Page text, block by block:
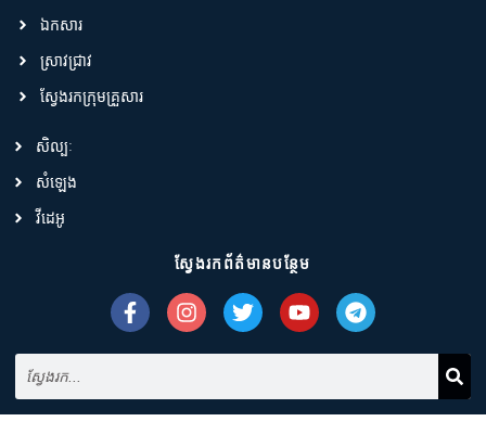
ឯកសារ
ស្រាវជ្រាវ
ស្វែងរកក្រុមគ្រួសារ
សិល្បៈ
សំឡេង
វីដេអូ
ស្វែងរកព័ត៌មានបន្ថែម